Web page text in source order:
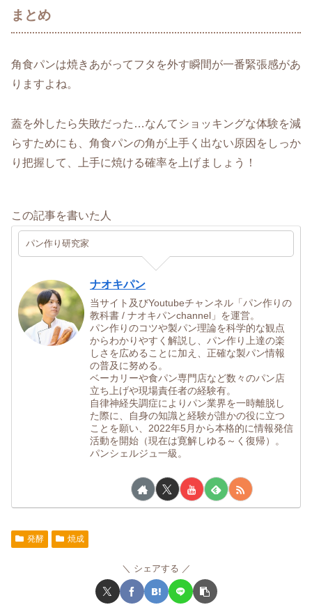
まとめ
角食パンは焼きあがってフタを外す瞬間が一番緊張感があ
りますよね。
蓋を外したら失敗だった…なんてショッキングな体験を減
らすためにも、角食パンの角が上手く出ない原因をしっか
り把握して、上手に焼ける確率を上げましょう！
この記事を書いた人
パン作り研究家
ナオキパン
当サイト及びYoutubeチャンネル「パン作りの
教科書 / ナオキパンchannel」を運営。
パン作りのコツや製パン理論を科学的な観点
からわかりやすく解説し、パン作り上達の楽
しさを広めることに加え、正確な製パン情報
の普及に努める。
ベーカリーや食パン専門店など数々のパン店
立ち上げや現場責任者の経験有。
自律神経失調症によりパン業界を一時離脱し
た際に、自身の知識と経験が誰かの役に立つ
ことを願い、2022年5月から本格的に情報発信
活動を開始（現在は寛解しゆる～く復帰）。
パンシェルジュ一級。
発酵 焼成
シェアする